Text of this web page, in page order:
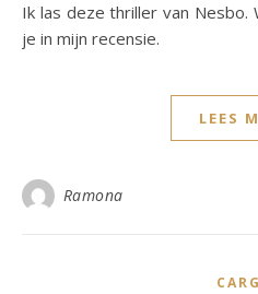
Ik las deze thriller van Nesbo. Wat ik ervan vond? Dat lees
je in mijn recensie.
LEES
Ramona